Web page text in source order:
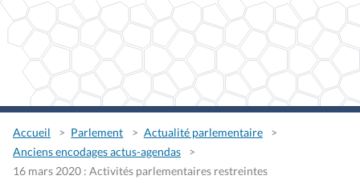
Accueil Parlement
Actualité parlementaire
Anciens encodages actus-agendas
16 mars 2020 : Activités parlementaires restreintes